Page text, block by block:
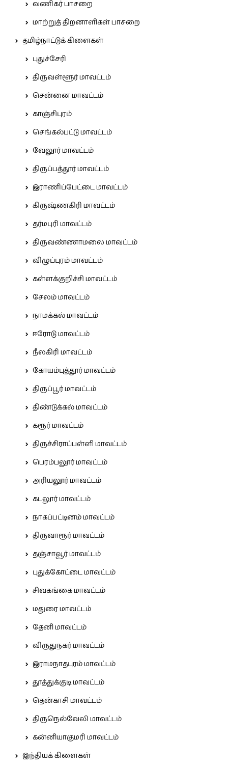
வணிகர் பாசறை
மாற்றுத் திறனாளிகள் பாசறை
தமிழ்நாட்டுக் கிளைகள்
புதுச்சேரி
திருவள்ளூர் மாவட்டம்
சென்னை மாவட்டம்
காஞ்சிபுரம்
செங்கல்பட்டு மாவட்டம்
வேலூர் மாவட்டம்
திருப்பத்தூர் மாவட்டம்
இராணிப்பேட்டை மாவட்டம்
கிருஷ்ணகிரி மாவட்டம்
தர்மபுரி மாவட்டம்
திருவண்ணாமலை மாவட்டம்
விழுப்புரம் மாவட்டம்
கள்ளக்குறிச்சி மாவட்டம்
சேலம் மாவட்டம்
நாமக்கல் மாவட்டம்
ஈரோடு மாவட்டம்
நீலகிரி மாவட்டம்
கோயம்புத்தூர் மாவட்டம்
திருப்பூர் மாவட்டம்
திண்டுக்கல் மாவட்டம்
கரூர் மாவட்டம்
திருச்சிராப்பள்ளி மாவட்டம்
பெரம்பலூர் மாவட்டம்
அரியலூர் மாவட்டம்
கடலூர் மாவட்டம்
நாகப்பட்டினம் மாவட்டம்
திருவாரூர் மாவட்டம்
தஞ்சாவூர் மாவட்டம்
புதுக்கோட்டை மாவட்டம்
சிவகங்கை மாவட்டம்
மதுரை மாவட்டம்
தேனி மாவட்டம்
விருதுநகர் மாவட்டம்
இராமநாதபுரம் மாவட்டம்
தூத்துக்குடி மாவட்டம்
தென்காசி மாவட்டம்
திருநெல்வேலி மாவட்டம்
கன்னியாகுமரி மாவட்டம்
இந்தியக் கிளைகள்